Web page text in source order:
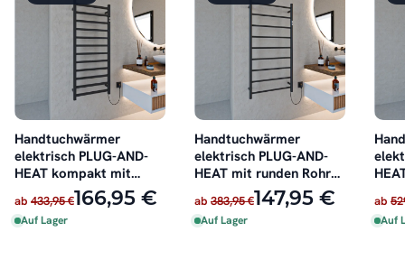
Handtuchwärmer
elektrisch PLUG-AND-
HEAT kompakt mit
eckigen Rohren Schwarz
ab 433,95 €166,95 €
Auf Lager
Handtuchwärmer
elektrisch PLUG-AND-
HEAT mit runden Rohren
ab 383,95 €147,95 €
Auf Lager
140
ab
Auf